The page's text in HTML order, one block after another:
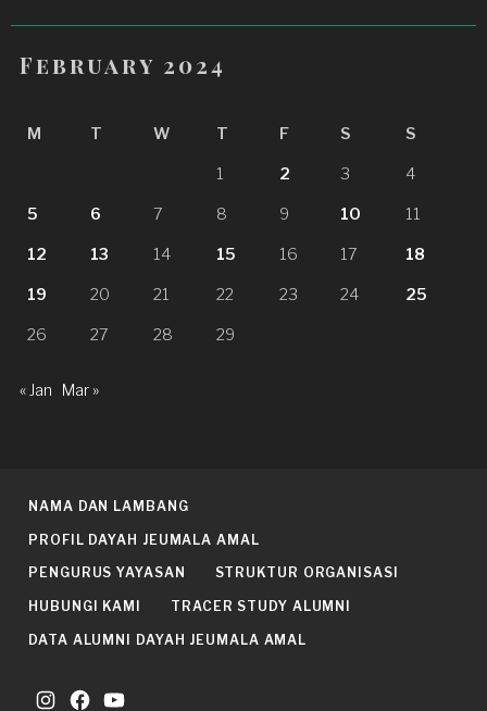
February 2024
M T W T F S S
1 2 3 4
5 6 7 8 9 10 11
12 13 14 15 16 17 18
19 20 21 22 23 24 25
26 27 28 29
« Jan Mar »
NAMA DAN LAMBANG
PROFIL DAYAH JEUMALA AMAL
PENGURUS YAYASAN STRUKTUR ORGANISASI
HUBUNGI KAMI TRACER STUDY ALUMNI
DATA ALUMNI DAYAH JEUMALA AMAL
Instagram
FacebookYouTube